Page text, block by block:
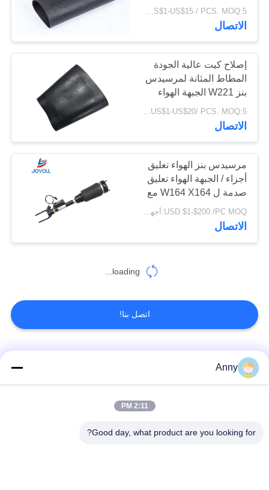
بنز W211 W219 الجبهة
الهواء تعليق إصلاح
امتصاص الصدمات.
الاتصال
إصلاح كيت عالية الجودة
المطاط المثانة لمرسيدس
بنز W221 الجبهة الهواء
تعليق صدمة.
A2213204913
US$1-US$20/ PCS. MOQ:5 قطع
الاتصال
مرسيدس بنز الهواء تعليق
أجزاء / الجبهة الهواء تعليق
صدمة ل W164 X164 مع
ADS A1643206013
USD $1-$200 /PC MOQ:أجهزة الكمبيوتر 1
الاتصال
loading...
اتصل بنا!
فئات شعبية
Anny
2:11 PM
Good day, what product are you looking for?